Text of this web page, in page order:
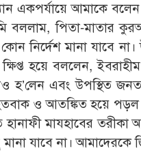
একপর্যায়ে আমাকে
পিতা-মাতার
কোন নির্দেশ মানা যাবে
ক্ষিপ্ত হয়ে বললেন,
হ’লেন এবং উপস্থিত
ও আতঙ্কিত হয়ে পড়ল।
হানাফী মাযহাবের
যাবে না। আমাদেরকে